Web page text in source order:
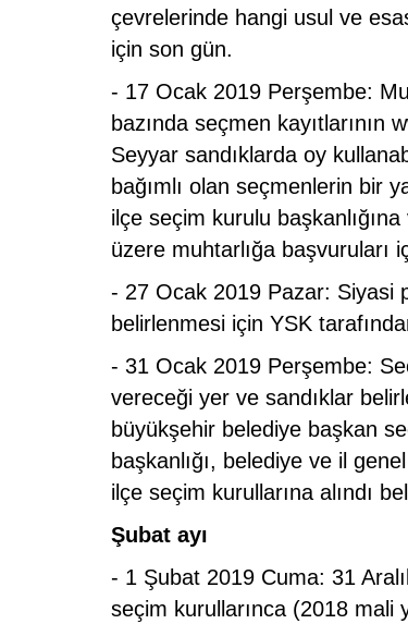
çevrelerinde hangi usul ve
için son gün.
- 17 Ocak 2019 Perşembe:
bazında seçmen
Seyyar sandıklarda oy
bağımlı olan seçmenlerin bir
ilçe seçim kurulu
üzere muhtarlığa başvuruları
- 27 Ocak 2019 Pazar: Siyasi
belirlenmesi için YSK
- 31 Ocak 2019 Perşembe:
vereceği yer ve sandıklar
büyükşehir belediye başkan
başkanlığı, belediye ve il
ilçe seçim kurullarına alındı
Şubat ayı
- 1 Şubat 2019 Cuma: 31
seçim kurullarınca (2018 mali
MAVİ YILDIZ TURİZM VE
TURİZM FUARI’NDA BÜYÜK